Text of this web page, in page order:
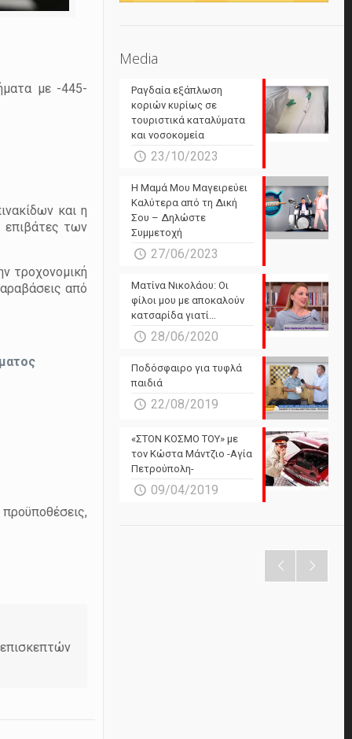
με -445-
και η
επιβάτες των
τροχονομική
από
Media
Ραγδαία εξάπλωση
κοριών κυρίως σε
τουριστικά καταλύματα
και νοσοκομεία
23/10/2023
Η Μαμά Μου Μαγειρεύει
Καλύτερα από τη Δική
Σου – Δηλώστε
Συμμετοχή
27/06/2023
Ματίνα Νικολάου: Οι
φίλοι μου με αποκαλούν
κατσαρίδα γιατί…
28/06/2020
Ποδόσφαιρο για τυφλά
παιδιά
22/08/2019
«ΣΤΟΝ ΚΟΣΜΟ ΤΟΥ» με
τον Κώστα Μάντζιο -Αγία
Πετρούπολη-
09/04/2019